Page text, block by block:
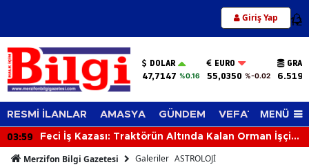
Giriş Yap 12
DOLAR
47,7147 %0.16
EURO
55,0350 %-0.02
RESMİ İLANLAR AMASYA GÜNDEM VEFAT EDENLER
MENÜ
03:41 İki Motosiklet Çarpıştı: 3 Kişi Yaralandı
Merzifon Bilgi Gazetesi Galeriler ASTROLOJİ